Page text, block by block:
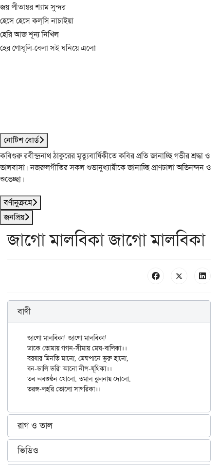
জয় পীতাম্বর শ্যাম সুন্দর
হেসে হেসে কল্‌সি নাচাইয়া
হেরি আজ শূন্য নিখিল
হের গোধূলি-বেলা সই ঘনিয়ে এলো
নোটিশ বোর্ড
কবিগুরু রবীন্দ্রনাথ ঠাকুরের মৃত্যুবার্ষিকীতে কবির প্রতি জানাচ্ছি গভীর শ্রদ্ধা ও
ভালবাসা। নজরুলগীতির সকল শুভানুধ্যায়ীকে জানাচ্ছি প্রাণঢালা অভিনন্দন ও
শুভেচ্ছা।
বর্ণানুক্রমে
জনপ্রিয়
জাগো মালবিকা জাগো মালবিকা
বাণী
জাগো মালবিকা! জাগো মালবিকা!
ডাকে তোমায় গগন-সীমায় মেঘ-বালিকা।।
বরষার মিনতি মানো, মেঘপানে ভুরু হানো,
বন-ডালি ভরি' আনো নীপ-যূথিকা।।
তব অবগুণ্ঠন খোলো, তমাল ঝুলনায় দোলো,
রাগ ও তাল
ভিডিও